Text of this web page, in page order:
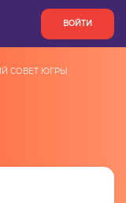
ВОЙТИ
СОВЕТ ЮГРЫ